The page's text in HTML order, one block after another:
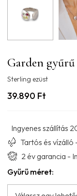
Garden gyűrű
Sterling ezüst
39.890 Ft
Ingyenes szállítás
Tartós és vízálló
2 év garancia -
Gyűrű méret: